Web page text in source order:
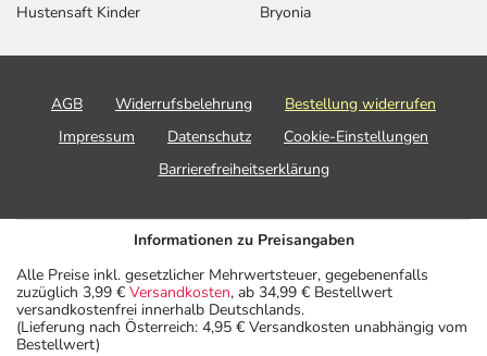
Hustensaft Kinder
Bryonia
AGB Widerrufsbelehrung
Bestellung widerrufen
Impressum
Datenschutz
Cookie-Einstellungen
Barrierefreiheitserklärung
Informationen zu Preisangaben
Alle Preise inkl. gesetzlicher Mehrwertsteuer, gegebenenfalls
zuzüglich 3,99 € Versandkosten, ab 34,99 € Bestellwert
versandkostenfrei innerhalb Deutschlands.
(Lieferung nach Österreich: 4,95 € Versandkosten unabhängig vom
Bestellwert)